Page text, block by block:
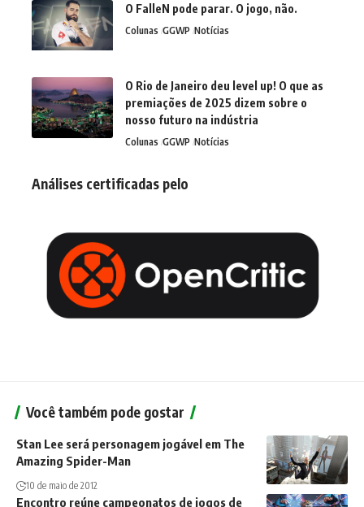
O FalleN pode parar. O jogo, não.
Colunas GGWP Notícias
O Rio de Janeiro deu level up! O que as
premiações de 2025 dizem sobre o
nosso futuro na indústria
Colunas GGWP Notícias
Análises certificadas pelo
Você também pode gostar
Stan Lee será personagem jogável em The
Amazing Spider-Man
10 de maio de 2012
Encontro reúne campeonatos de jogos de